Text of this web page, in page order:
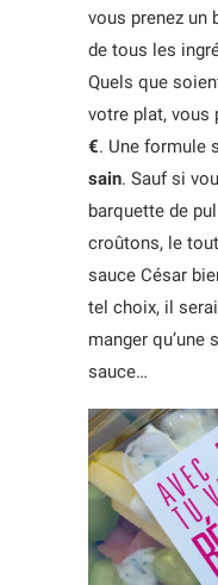
vous prenez un
de tous les
Quels que
votre plat, vous
€. Une formule
sain. Sauf si
barquette de
croûtons, le
sauce César
tel choix, il
manger qu’une
sauce…